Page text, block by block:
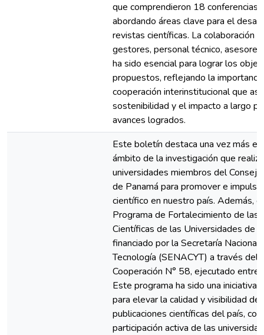
que comprendieron 18 conferencias
abordando áreas clave para el
revistas científicas. La colaboración
gestores, personal técnico,
ha sido esencial para lograr los
propuestos, reflejando la
cooperación interinstitucional que
sostenibilidad y el impacto a largo
avances logrados.
Este boletín destaca una vez más el
ámbito de la investigación que
universidades miembros del
de Panamá para promover e
científico en nuestro país. Además,
Programa de Fortalecimiento de las
Científicas de las Universidades de
financiado por la Secretaría Nacional
Tecnología (SENACYT) a través del
Cooperación N° 58, ejecutado
Este programa ha sido una iniciativa
para elevar la calidad y visibilidad de
publicaciones científicas del país,
participación activa de las